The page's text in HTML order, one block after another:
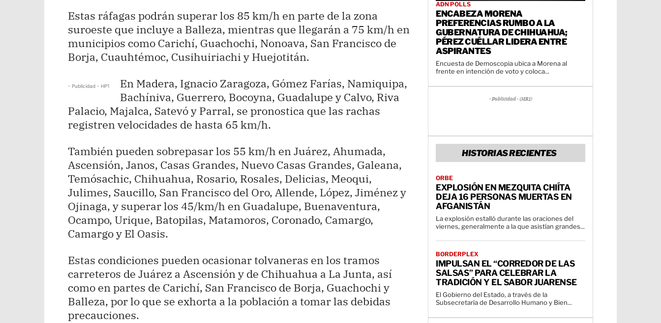
Estas ráfagas podrán superar los 85 km/h en parte de la zona
suroeste que incluye a Balleza, mientras que llegarán a 75 km/h en
municipios como Carichí, Guachochi, Nonoava, San Francisco de
Borja, Cuauhtémoc, Cusihuiriachi y Huejotitán.
- Publicidad - HP1
En Madera, Ignacio Zaragoza, Gómez Farías, Namiquipa,
Bachíniva, Guerrero, Bocoyna, Guadalupe y Calvo, Riva
Palacio, Majalca, Satevó y Parral, se pronostica que las rachas
registren velocidades de hasta 65 km/h.
También pueden sobrepasar los 55 km/h en Juárez, Ahumada,
Ascensión, Janos, Casas Grandes, Nuevo Casas Grandes, Galeana,
Temósachic, Chihuahua, Rosario, Rosales, Delicias, Meoqui,
Julimes, Saucillo, San Francisco del Oro, Allende, López, Jiménez y
Ojinaga, y superar los 45/km/h en Guadalupe, Buenaventura,
Ocampo, Urique, Batopilas, Matamoros, Coronado, Camargo,
Camargo y El Oasis.
Estas condiciones pueden ocasionar tolvaneras en los tramos
carreteros de Juárez a Ascensión y de Chihuahua a La Junta, así
como en partes de Carichí, San Francisco de Borja, Guachochi y
Balleza, por lo que se exhorta a la población a tomar las debidas
precauciones.
ADN POLLS
ENCABEZA MORENA
PREFERENCIAS RUMBO A LA
GUBERNATURA DE CHIHUAHUA;
PÉREZ CUÉLLAR LIDERA ENTRE
ASPIRANTES
Encuesta de Demoscopia ubica a Morena al
frente en intención de voto y coloca...
- Publicidad - (MR1)
HISTORIAS RECIENTES
ORBE
EXPLOSIÓN EN MEZQUITA CHIÍTA
DEJA 16 PERSONAS MUERTAS EN
AFGANISTÁN
La explosión estalló durante las oraciones del
viernes, generalmente a la que asistían grandes...
BORDERPLEX
IMPULSAN EL “CORREDOR DE LAS
SALSAS” PARA CELEBRAR LA
TRADICIÓN Y EL SABOR JUARENSE
El Gobierno del Estado, a través de la
Subsecretaría de Desarrollo Humano y Bien...